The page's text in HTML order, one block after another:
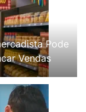
Pode
Vendas